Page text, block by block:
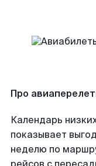
Про
Календарь
показывает
неделю по